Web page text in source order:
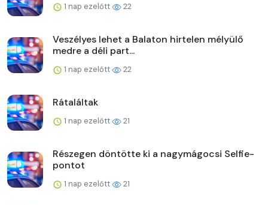
1 nap ezelőtt 22
Veszélyes lehet a Balaton hirtelen mélyülő
medre a déli part...
1 nap ezelőtt 22
Rátaláltak
1 nap ezelőtt 21
Részegen döntötte ki a nagymágocsi Selfie-
pontot
1 nap ezelőtt 21